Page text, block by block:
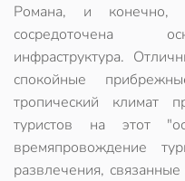
Романа, и конечно,
сосредоточена
инфраструктура.
спокойные
тропический климат
туристов на этот
времяпровождение
развлечения,